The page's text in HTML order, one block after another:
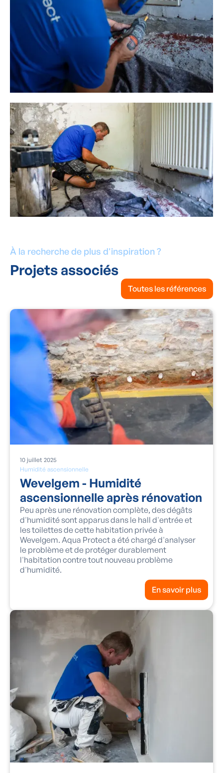
À la recherche de plus d'inspiration ?
Projets associés
Toutes les références
Humidité ascensionnelle
10 juillet 2025
Wevelgem - Humidité
ascensionnelle après rénovation
Peu après une rénovation complète, des dégâts
d'humidité sont apparus dans le hall d'entrée et
les toilettes de cette habitation privée à
Wevelgem. Aqua Protect a été chargé d'analyser
le problème et de protéger durablement
l'habitation contre tout nouveau problème
d'humidité.
En savoir plus